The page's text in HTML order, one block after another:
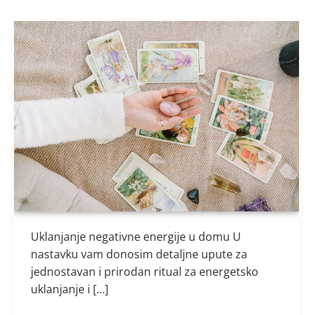
Uklanjanje negativne energije u domu U
nastavku vam donosim detaljne upute za
jednostavan i prirodan ritual za energetsko
uklanjanje i […]
Uklanjanje
negativne
energije